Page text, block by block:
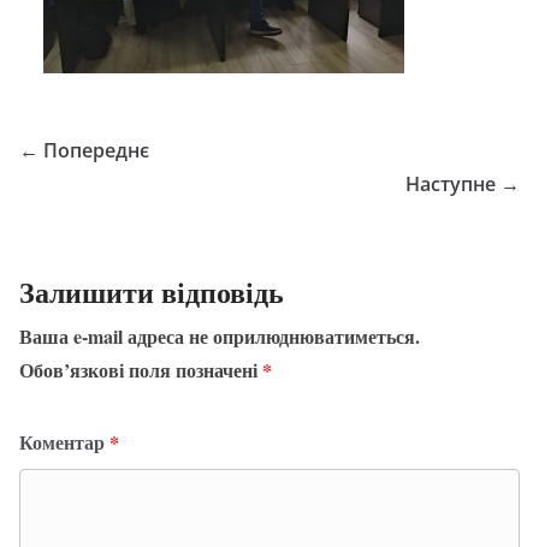
← Попереднє
Наступне →
Залишити відповідь
Ваша e-mail адреса не оприлюднюватиметься.
Обов’язкові поля позначені *
Коментар *